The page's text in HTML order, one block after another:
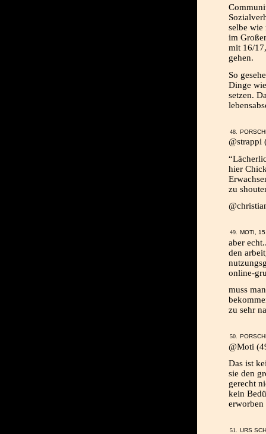
selbe
im
mit 16/
gehen.
So
Dinge
setzen.
@strappi
hier
zu
MOTI,
aber
den
online-
muss
zu sehr
@Moti
Das ist
sie den
gerecht
kein
erworben
URS